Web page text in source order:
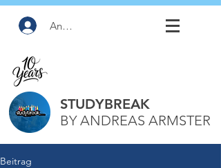
Anmelden
STUDYBREAK
BY ANDREAS ARMSTER
Beitrag